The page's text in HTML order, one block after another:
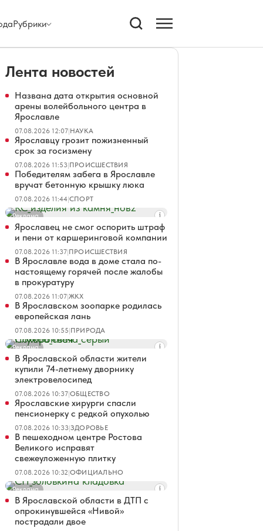
Рубрики
Лента новостей
Названа дата открытия основной
арены волейбольного центра в
Ярославле
07.08.2026 12:07|НАУКА
Ярославцу грозит пожизненный
срок за госизмену
07.08.2026 11:53|ПРОИСШЕСТВИЯ
Победителям забега в Ярославле
вручат бетонную крышку люка
07.08.2026 11:44|СПОРТ
Реклама
Ярославец не смог оспорить штраф
и пени от каршеринговой компании
07.08.2026 11:37|ПРОИСШЕСТВИЯ
В Ярославле вода в доме стала по-
настоящему горячей после жалобы
в прокуратуру
07.08.2026 11:07|ЖКХ
В Ярославском зоопарке родилась
европейская лань
07.08.2026 10:55|ПРИРОДА
Реклама
В Ярославской области жители
купили 74-летнему дворнику
электровелосипед
07.08.2026 10:37|ОБЩЕСТВО
Ярославские хирурги спасли
пенсионерку с редкой опухолью
07.08.2026 10:33|ЗДОРОВЬЕ
В пешеходном центре Ростова
Великого исправят
свежеуложенную плитку
07.08.2026 10:32|ОФИЦИАЛЬНО
Реклама
В Ярославской области в ДТП с
опрокинувшейся «Нивой»
пострадали двое